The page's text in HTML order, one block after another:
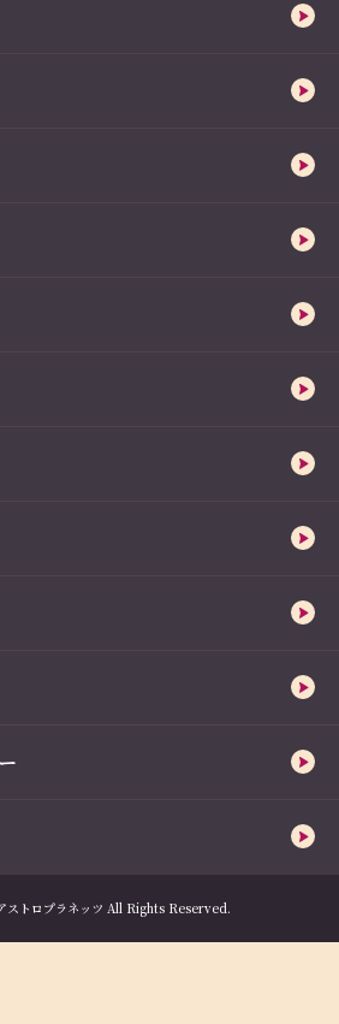
ストロプラネッツ All Rights Reserved.